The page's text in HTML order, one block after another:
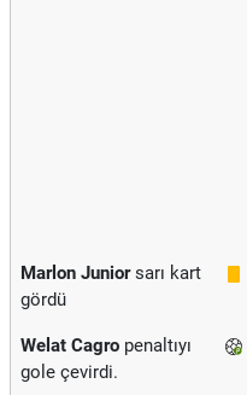
Marlon Juniorsarı kart
gördü
Welat Cagro penaltıyı
gole çevirdi.